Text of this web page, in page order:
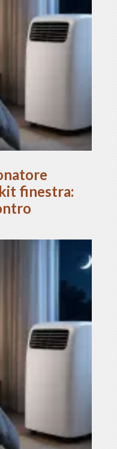
finestra: